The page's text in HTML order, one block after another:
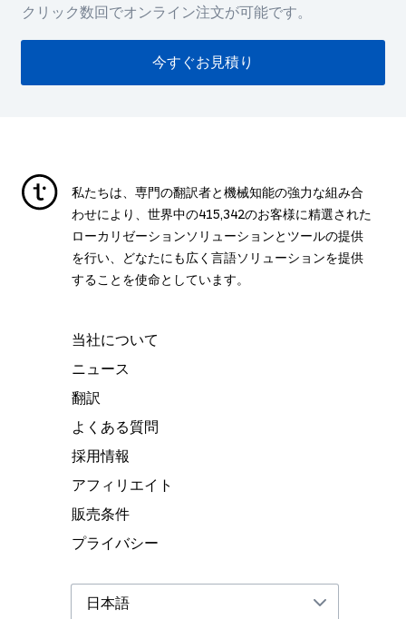
クリック数回でオンライン注文が可能です。
今すぐお見積り
私たちは、専門の翻訳者と機械知能の強力な組み合
わせにより、世界中の415,342のお客様に精選された
ローカリゼーションソリューションとツールの提供
を行い、どなたにも広く言語ソリューションを提供
することを使命としています。
当社について
ニュース
翻訳
よくある質問
採用情報
アフィリエイト
販売条件
プライバシー